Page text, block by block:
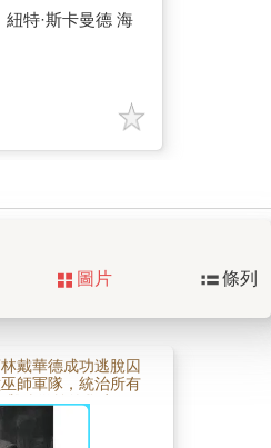
紐特·斯卡曼德 海
圖片 條列
戴華德成功逃脫囚
師軍隊，統治所有
他從前的學生紐
華德的陰謀，一場